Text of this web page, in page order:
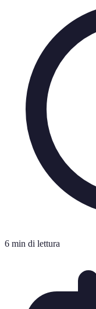
6 min di lettura